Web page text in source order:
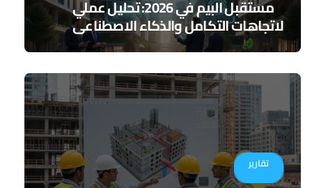
مستقبل البيم في 2026: تحليل عملي
لاتجاهات التكامل والذكاء الاصطناعي
تقارير